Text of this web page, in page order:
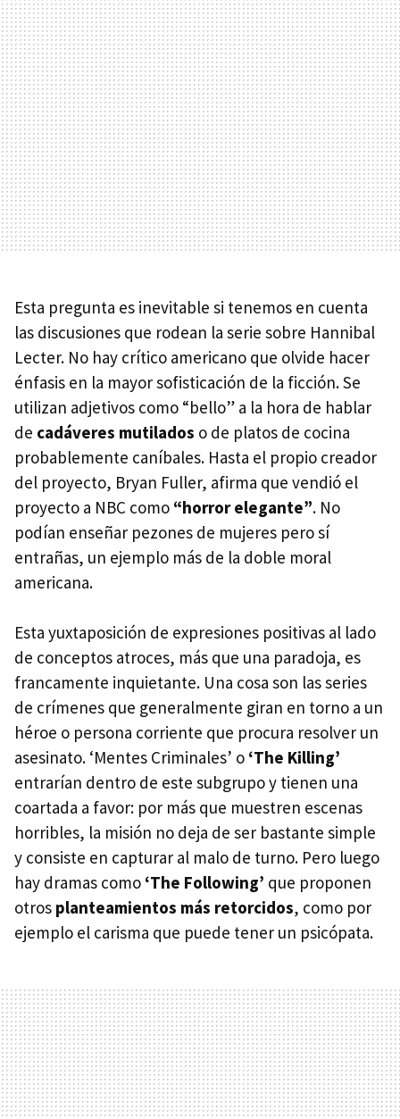
Esta pregunta es inevitable si tenemos en cuenta
las discusiones que rodean la serie sobre Hannibal
Lecter. No hay crítico americano que olvide hacer
énfasis en la mayor sofisticación de la ficción. Se
utilizan adjetivos como “bello” a la hora de hablar
de cadáveres mutilados o de platos de cocina
probablemente caníbales. Hasta el propio creador
del proyecto, Bryan Fuller, afirma que vendió el
proyecto a NBC como “horror elegante”. No
podían enseñar pezones de mujeres pero sí
entrañas, un ejemplo más de la doble moral
americana.
Esta yuxtaposición de expresiones positivas al lado
de conceptos atroces, más que una paradoja, es
francamente inquietante. Una cosa son las series
de crímenes que generalmente giran en torno a un
héroe o persona corriente que procura resolver un
asesinato. ‘Mentes Criminales’ o ‘The Killing’
entrarían dentro de este subgrupo y tienen una
coartada a favor: por más que muestren escenas
horribles, la misión no deja de ser bastante simple
y consiste en capturar al malo de turno. Pero luego
hay dramas como ‘The Following’ que proponen
otros planteamientos más retorcidos, como por
ejemplo el carisma que puede tener un psicópata.